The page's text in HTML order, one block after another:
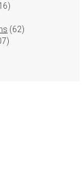
16
6262
307